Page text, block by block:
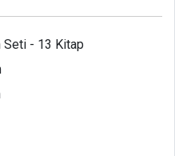
Seti - 13 Kitap